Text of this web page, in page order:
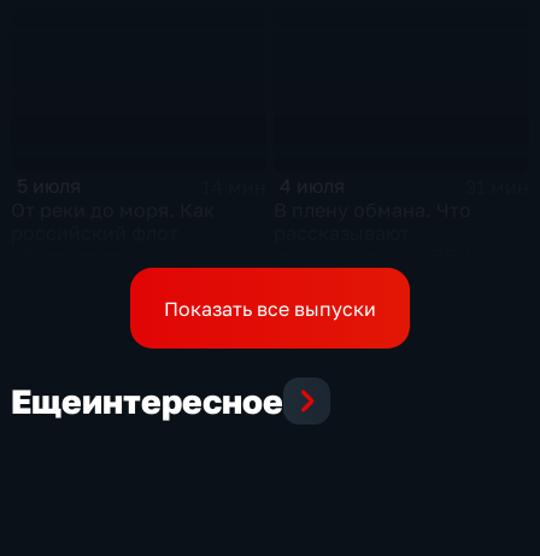
которых командиры
бросили в окружении
Показать все выпуски
Ещеинтересное